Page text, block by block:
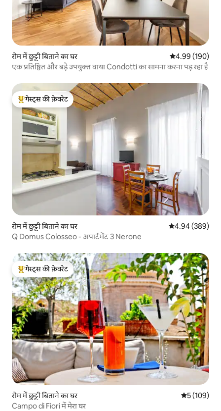
रोम में छुट्टी बिताने का घर औसत रेटिंग 5 में से
4.99 (190)
एक प्रतिष्ठित और बड़े उपयुक्त वाया Condotti का सामना करना पड़ रहा है
गेस्ट्स का टॉप फ़ेवरेट
गेस्ट्स की फ़ेवरेट
रोम में छुट्टी बिताने का घर औसत रेटिंग 5 में से
4.94 (389)
Q Domus Colosseo - अपार्टमेंट 3 Nerone
गेस्ट्स का टॉप फ़ेवरेट
गेस्ट्स की फ़ेवरेट
रोम में छुट्टी बिताने का घर औसत रेटिंग 5
5 (109)
Campo di Fiori में मेरा घर